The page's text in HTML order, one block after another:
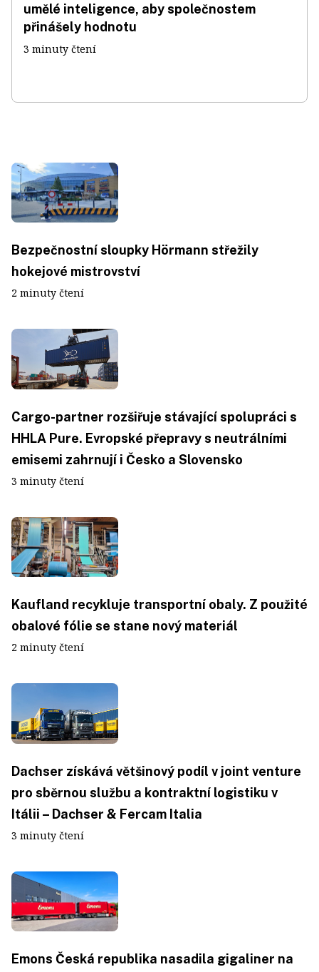
umělé inteligence, aby společnostem
přinášely hodnotu
3 minuty čtení
Bezpečnostní sloupky Hörmann střežily
hokejové mistrovství
2 minuty čtení
Cargo-partner rozšiřuje stávající spolupráci s
HHLA Pure. Evropské přepravy s neutrálními
emisemi zahrnují i Česko a Slovensko
3 minuty čtení
Kaufland recykluje transportní obaly. Z použité
obalové fólie se stane nový materiál
2 minuty čtení
Dachser získává většinový podíl v joint venture
pro sběrnou službu a kontraktní logistiku v
Itálii – Dachser & Fercam Italia
3 minuty čtení
Emons Česká republika nasadila gigaliner na